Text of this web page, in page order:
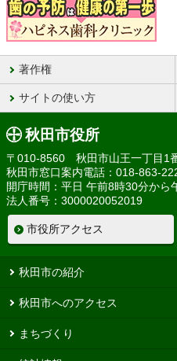
著作権
サイトの使い方
秋田市役所
〒010-8560 秋田市山王一丁目1
秋田市窓口案内電話：018-863-
開庁時間：平日 午前8時30分から
法人番号：3000020052019
市役所アクセス
秋田市の紹介
秋田市へのアクセス
まちづくり